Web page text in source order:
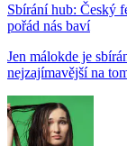
Sbírání hub: Český
pořád nás baví
Jen málokde je
nejzajímavější na